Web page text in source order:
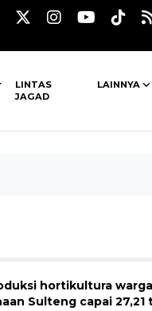
LINTAS
JAGAD
LAINNYA
hortikultura warga
Sulteng capai 27,21